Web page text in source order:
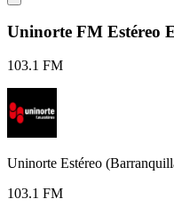
Uninorte FM Estéreo
103.1 FM
Uninorte Estéreo
103.1 FM